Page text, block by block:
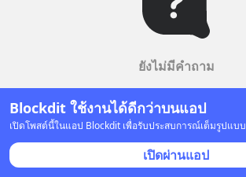
Blockdit ใช้งานได้ดีกว่าบนแอป
เปิดโพสต์นี้ในแอป Blockdit เพื่อรับประสบการณ์เต็มรูปแบบ
เปิดผ่านแอป
ยังไม่มีคำถาม